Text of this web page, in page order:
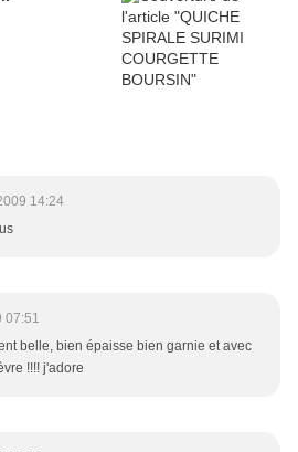
14:24
07:51
belle, bien épaisse bien garnie et avec
!!!! j'adore